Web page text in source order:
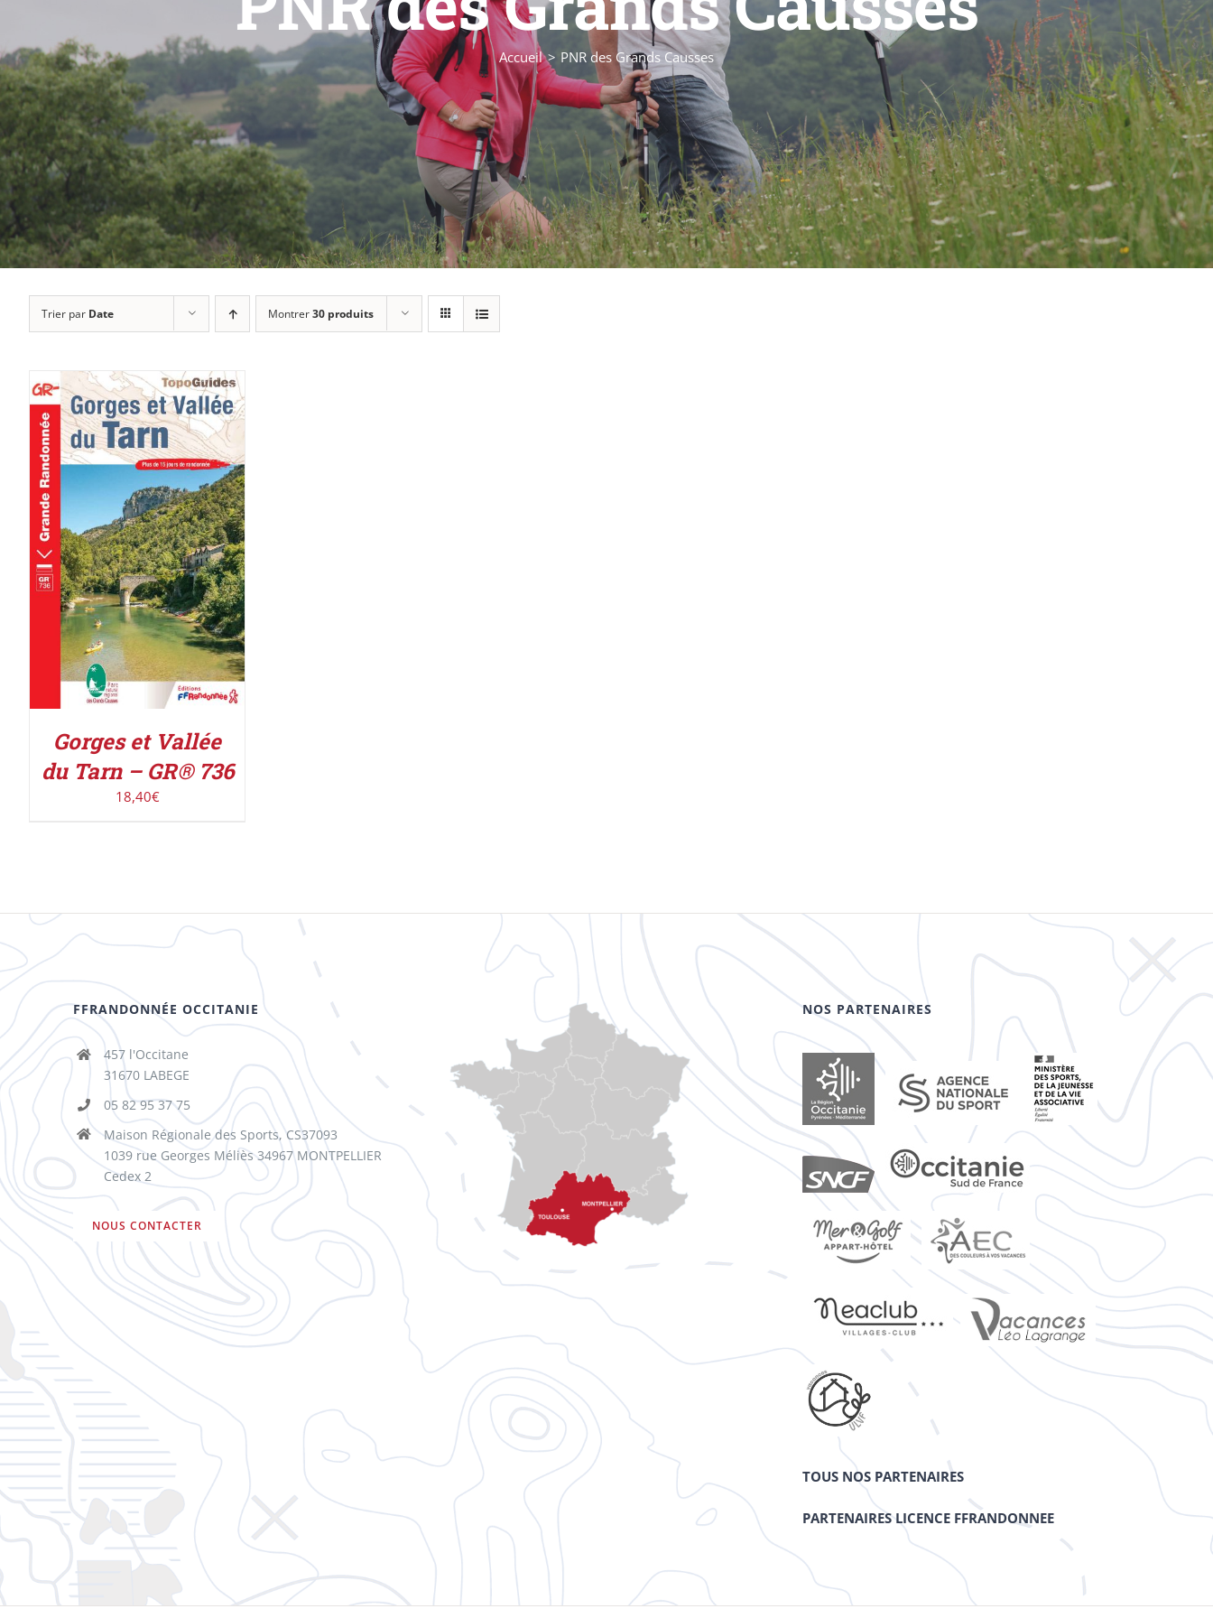
Accueil PNR des Grands Causses
Trier par Date Montrer30 produits
AJOUTER AU PANIER
/
DÉTAILS
Gorges et Vallée
du Tarn – GR® 736
18,40€
FFRANDONNÉE OCCITANIE
457 l'Occitane
31670 LABEGE
05 82 95 37 75
Maison Régionale des Sports, CS37093
1039 rue Georges Méliès 34967 MONTPELLIER
Cedex 2
NOUS CONTACTER
NOS PARTENAIRES
TOUS NOS PARTENAIRES
PARTENAIRES LICENCE FFRANDONNEE